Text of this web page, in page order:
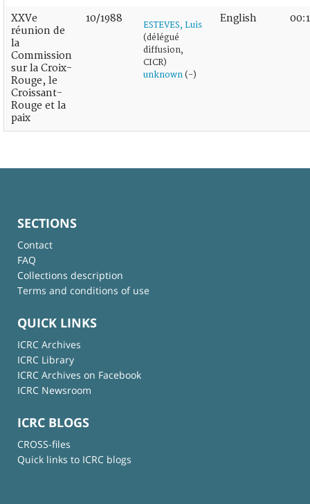
XXVe
réunion de
la
Commission
sur la Croix-
Rouge, le
Croissant-
Rouge et la
paix
10/1988
ESTEVES, Luis
(délégué
diffusion,
CICR)
unknown (-)
English
SECTIONS
Contact
FAQ
Collections description
Terms and conditions of use
QUICK LINKS
ICRC Archives
ICRC Library
ICRC Archives on Facebook
ICRC Newsroom
ICRC BLOGS
CROSS-files
Quick links to ICRC blogs